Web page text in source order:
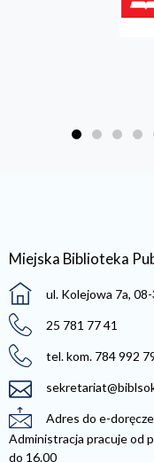
Miejska Biblioteka
ul. Kolejowa 7a,
25 781 77 41
tel. kom. 784 992
Adres do e-
Administracja pracuje od
do 16.00